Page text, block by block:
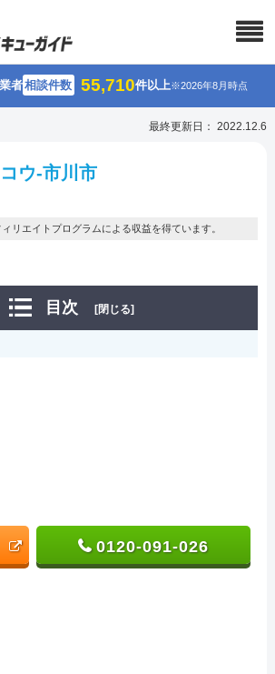
業者相談件数 55,710件以上※2026年8月時点
最終更新日： 2022.12.6
ウ-市川市
リエイトプログラムによる収益を得ています。
目次 [閉じる]
0120-091-026